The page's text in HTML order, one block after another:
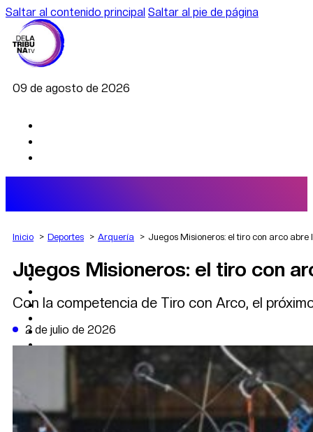
Saltar al contenido principal Saltar al pie de página
09 de agosto de 2026
AGRO
DEPORTES
POLÍTICA
DATA FIRME
DE LA TRIBUNA TV
Inicio Deportes Arquería Juegos Misioneros: el tiro con arco abre
Juegos Misioneros: el tiro con
Con la competencia de Tiro con Arco, el
2 de julio de 2026